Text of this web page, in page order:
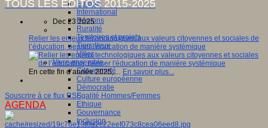
Europe
International
Régions
Ruralité
Territoires et projets
Tiers lieux
Villes
Vivre ensemble
Citoyenneté
Culture européenne
Démocratie
Egalité Hommes/Femmes
Ethique
Gouvernance
Inclusion
TOUS LES EDITOS 2015-2025
Dec 23 2025
Relier les enjeux technologiques aux valeurs citoyennes et sociales de
l’éducation, penser l'éducation de manière systémique
En cette fin d’année 2025,… En savoir plus...
Souscrire à ce flux RSS
AGENDA